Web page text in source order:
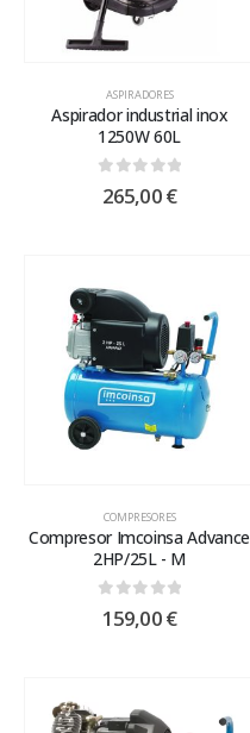
ASPIRADORES
Aspirador industrial inox
1250W 60L
0out of 5
265,00€
COMPRESORES
Compresor Imcoinsa Advance
2HP/25L - M
0out of 5
159,00€